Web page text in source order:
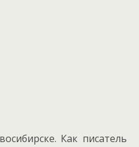
Как писатель